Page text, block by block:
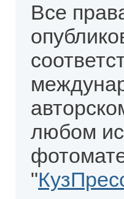
Все
любом
"